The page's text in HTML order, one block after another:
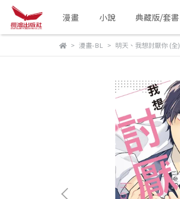
漫畫 小說 典藏版/套書
漫畫-BL 明天、我想討厭你 (全)